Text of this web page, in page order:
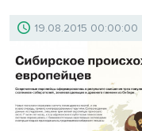
19.08.2015 00:00:00